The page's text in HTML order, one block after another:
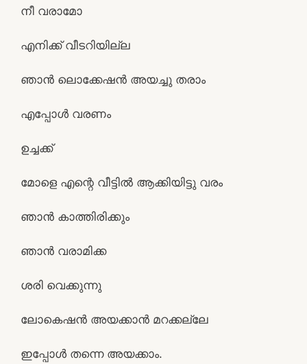
നീ വരാമോ
എനിക്ക് വീടറിയില്ല
ഞാൻ ലൊക്കേഷൻ അയച്ചു തരാം
എപ്പോൾ വരണം
ഉച്ചക്ക്
മോളെ എന്റെ വീട്ടിൽ ആക്കിയിട്ടു വരം
ഞാൻ കാത്തിരിക്കും
ഞാൻ വരാമിക്ക
ശരി വെക്കുന്നു
ലോകെഷൻ അയക്കാൻ മറക്കല്ലേ
ഇപ്പോൾ തന്നെ അയക്കാം.